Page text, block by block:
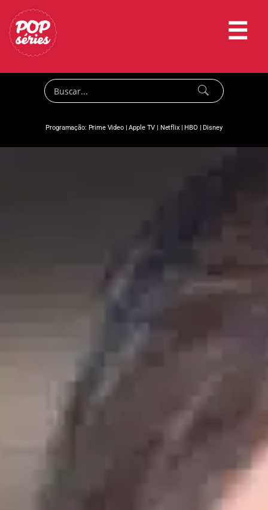
☰
Programação: Prime Video|Apple TV | Netflix|HBO |Disney